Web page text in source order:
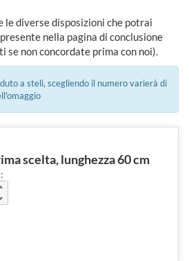
diverse disposizioni che potrai
nella pagina di conclusione
se non concordate prima con noi).
a steli, scegliendo il numero varierà di
scelta, lunghezza 60 cm